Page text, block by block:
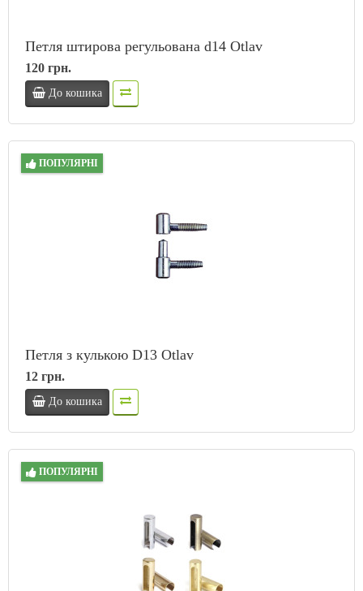
Петля штирова регульована d14 Otlav
120 грн.
До кошика
ПОПУЛЯРНІ
Петля з кулькою D13 Otlav
12 грн.
До кошика
ПОПУЛЯРНІ